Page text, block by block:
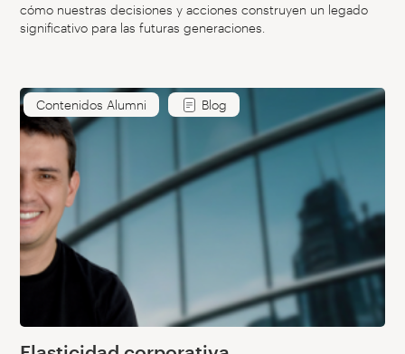
cómo nuestras decisiones y acciones construyen un legado
significativo para las futuras generaciones.
Contenidos Alumni Blog